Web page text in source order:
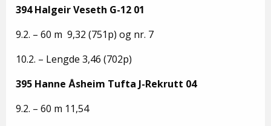
394 Halgeir Veseth G-12 01
9.2. – 60 m 9,32 (751p) og nr. 7
10.2. – Lengde 3,46 (702p)
395 Hanne Åsheim Tufta J-Rekrutt 04
9.2. – 60 m 11,54